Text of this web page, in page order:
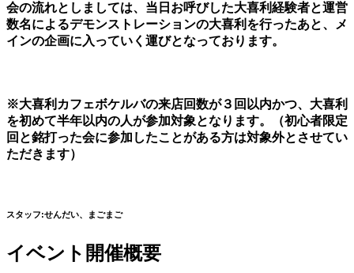
会の流れとしましては、当日お呼びした大喜利経験者と運営
数名によるデモンストレーションの大喜利を行ったあと、メ
インの企画に入っていく運びとなっております。
※大喜利カフェボケルバの来店回数が３回以内かつ、大喜利
を初めて半年以内の人が参加対象となります。（初心者限定
回と銘打った会に参加したことがある方は対象外とさせてい
ただきます）
スタッフ:せんだい、まごまご
イベント開催概要